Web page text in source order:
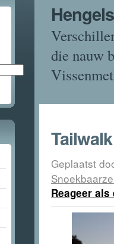
die nauw
Geplaatst
Reageer